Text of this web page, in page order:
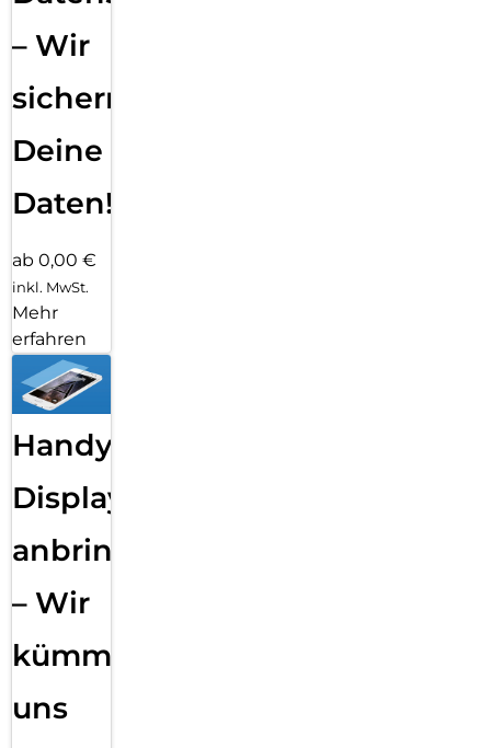
– Wir
sichern
Deine
Daten!
ab 0,00 €
inkl. MwSt.
Mehr
erfahren
Handy
Displayfolie
anbringen
– Wir
kümmern
uns